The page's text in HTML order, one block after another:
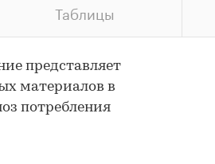
Таблицы
представляет
материалов в
потребления